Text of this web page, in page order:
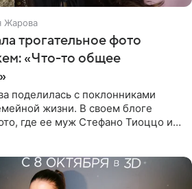
Жарова
трогательное фото
«Что-то общее
поделилась с поклонниками
жизни. В своем блоге
где ее муж Стефано Тиоццо и